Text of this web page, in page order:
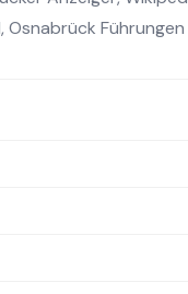
, Osnabrück Führungen